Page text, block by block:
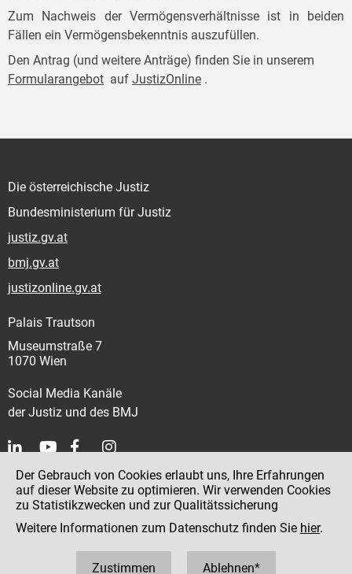
Zum Nachweis der Vermögensverhältnisse ist in beiden
Fällen ein Vermögensbekenntnis auszufüllen.
Den Antrag (und weitere Anträge) finden Sie in unserem
Formularangebot auf JustizOnline .
Die österreichische Justiz
Bundesministerium für Justiz
justiz.gv.at
bmj.gv.at
justizonline.gv.at
Palais Trautson
Museumstraße 7
1070 Wien
Social Media Kanäle
der Justiz und des BMJ
Kontakt
Impressum
Datenschutz
Der Gebrauch von Cookies erlaubt uns, Ihre Erfahrungen
auf dieser Website zu optimieren. Wir verwenden Cookies
zu Statistikzwecken und zur Qualitätssicherung
Weitere Informationen zum Datenschutz finden Sie hier.
Zustimmen Ablehnen*